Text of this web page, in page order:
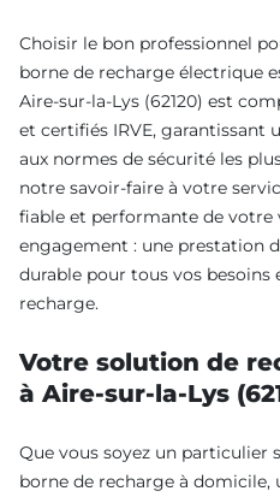
Choisir le bon professionnel
borne de recharge électrique
Aire-sur-la-Lys (62120) est
et certifiés IRVE, garantissant
aux normes de sécurité les
notre savoir-faire à votre
fiable et performante de votre
engagement : une prestation
durable pour tous vos besoins
recharge.
Votre solution de
à Aire-sur-la-Lys
Que vous soyez un particulier
borne de recharge à domicile,